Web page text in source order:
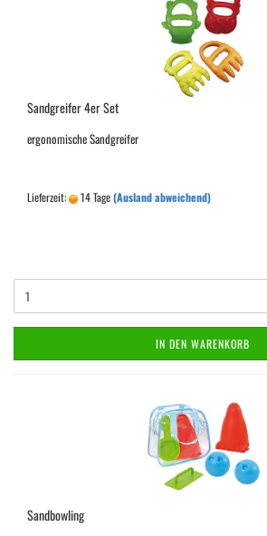
Sandgreifer 4er Set
ergonomische Sandgreifer
Lieferzeit: 14 Tage(Ausland abweichend)
IN DEN WARENKORB
Sandbowling